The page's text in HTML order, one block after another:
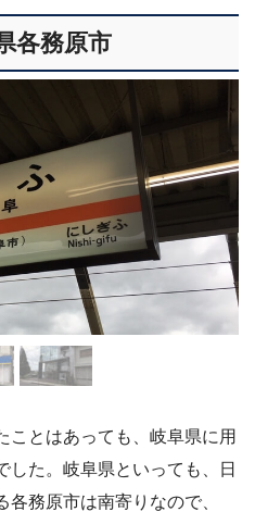
各務原市
とはあっても、岐阜県に用
した。岐阜県といっても、日
務原市は南寄りなので、